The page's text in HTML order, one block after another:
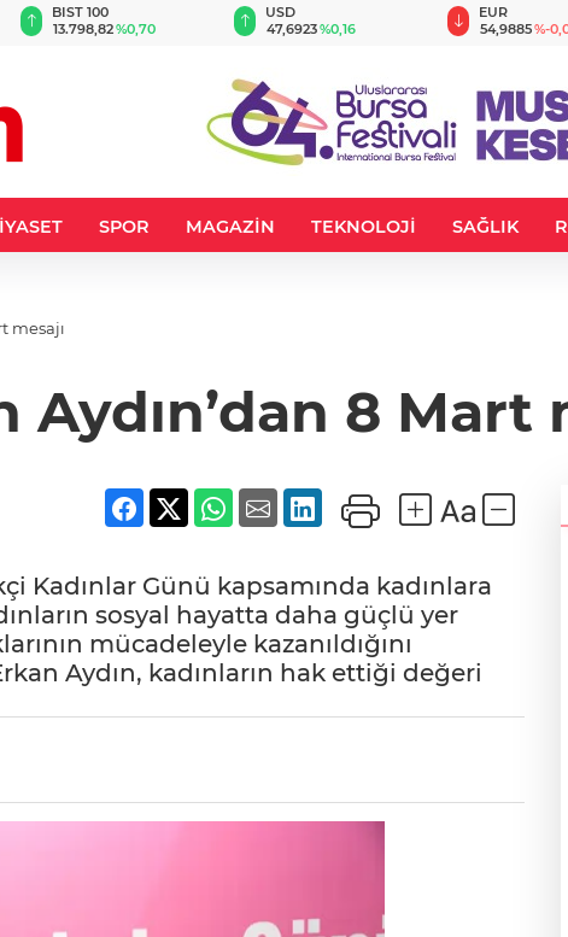
BIST 100
13.798,82%0,70
USD
47,6923%0,16
EUR
54,9885%-
SPOR MAGAZİN TEKNOLOJİ SAĞLIK
mesajı
Aydın’dan 8 Mart
Kadınlar Günü kapsamında kadınlara
sosyal hayatta daha güçlü yer
mücadeleyle kazanıldığını
Aydın, kadınların hak ettiği değeri